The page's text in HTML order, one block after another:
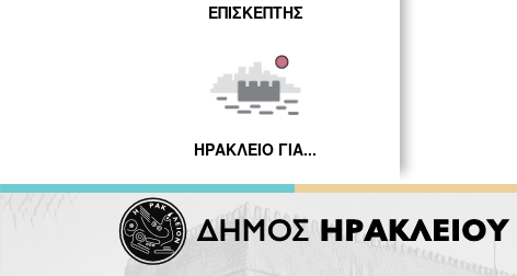
ΕΠΙΣΚΕΠΤΗΣ
ΗΡΑΚΛΕΙΟ ΓΙΑ...